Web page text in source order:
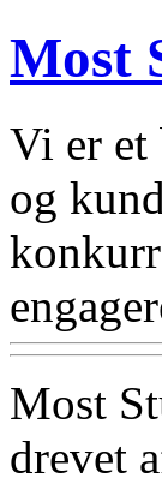
Most
Vi er et
og
Most
drevet